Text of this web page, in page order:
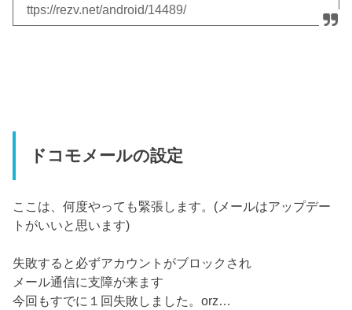
ttps://rezv.net/android/14489/
ドコモメールの設定
ここは、何度やっても緊張します。(メールはアップデー
トがいいと思います)
失敗すると必ずアカウントがブロックされ
メール通信に支障が来ます
今回もすでに１回失敗しました。orz…